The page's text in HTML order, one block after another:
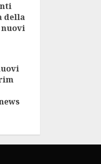
della